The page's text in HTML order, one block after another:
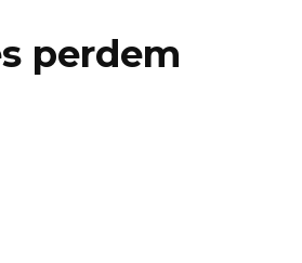
perdem